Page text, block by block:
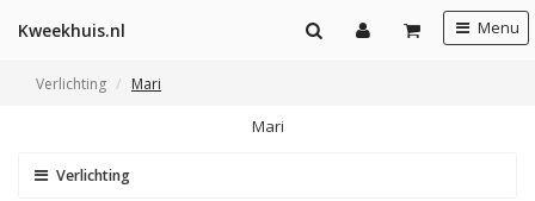
Kweekhuis.nl Menu
Verlichting Mari
Mari
Verlichting